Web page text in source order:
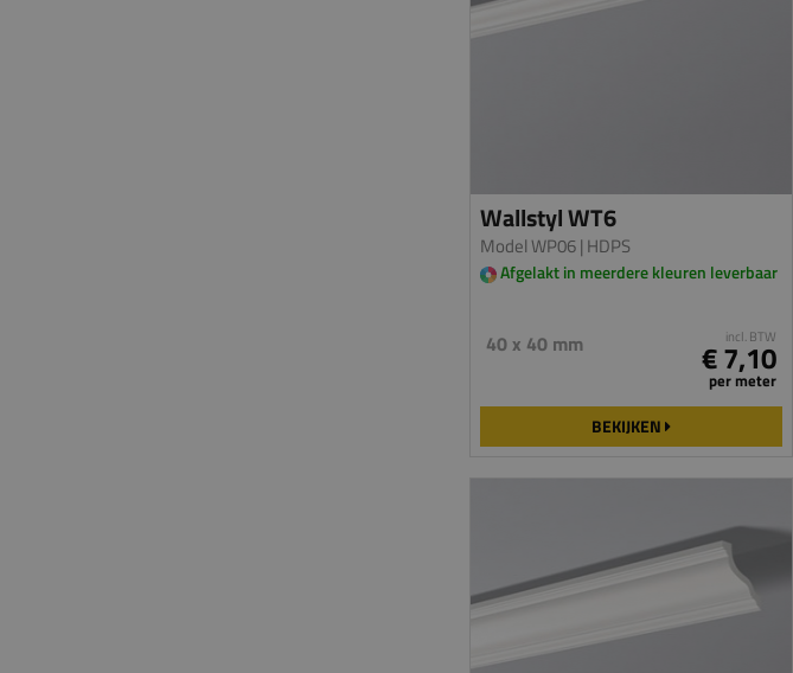
Wallstyl WT6
Model WP06| HDPS
Afgelakt in meerdere kleuren leverbaar
40 x 40 mm incl. BTW
€ 7,10
per meter
BEKIJKEN